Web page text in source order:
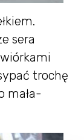
sera
trochę
mała-